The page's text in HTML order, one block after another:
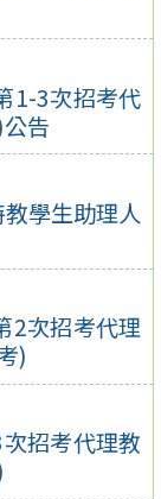
1-3次招考代
告
學生助理人
2次招考代理
)
招考代理教